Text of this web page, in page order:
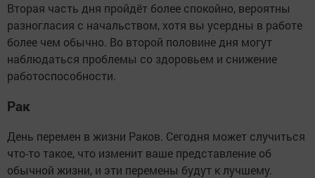
Вторая часть дня пройдёт более спокойно, вероятны
разногласия с начальством, хотя вы усердны в работе
более чем обычно. Во второй половине дня могут
наблюдаться проблемы со здоровьем и снижение
работоспособности.
Рак
День перемен в жизни Раков. Сегодня может случиться
что-то такое, что изменит ваше представление об
обычной жизни, и эти перемены будут к лучшему.